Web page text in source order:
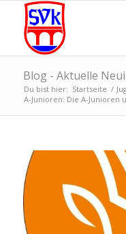
Blog - Aktuelle
Du bist hier: Startseite /
A-Junioren: Die A-Junioren